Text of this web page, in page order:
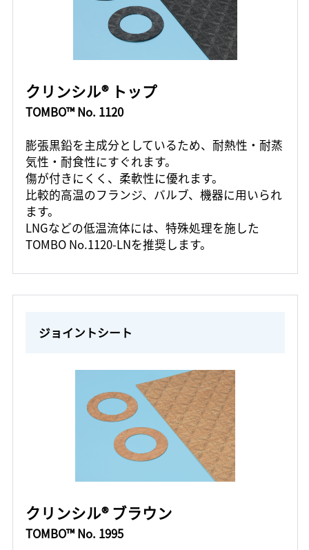
クリンシル® トップ
TOMBO™ No. 1120
膨張黒鉛を主成分としているため、耐熱性・耐蒸
気性・耐食性にすぐれます。
傷が付きにくく、柔軟性に優れます。
比較的高温のフランジ、バルブ、機器に用いられ
ます。
LNGなどの低温流体には、特殊処理を施した
TOMBO No.1120-LNを推奨します。
ジョイントシート
クリンシル® ブラウン
TOMBO™ No. 1995